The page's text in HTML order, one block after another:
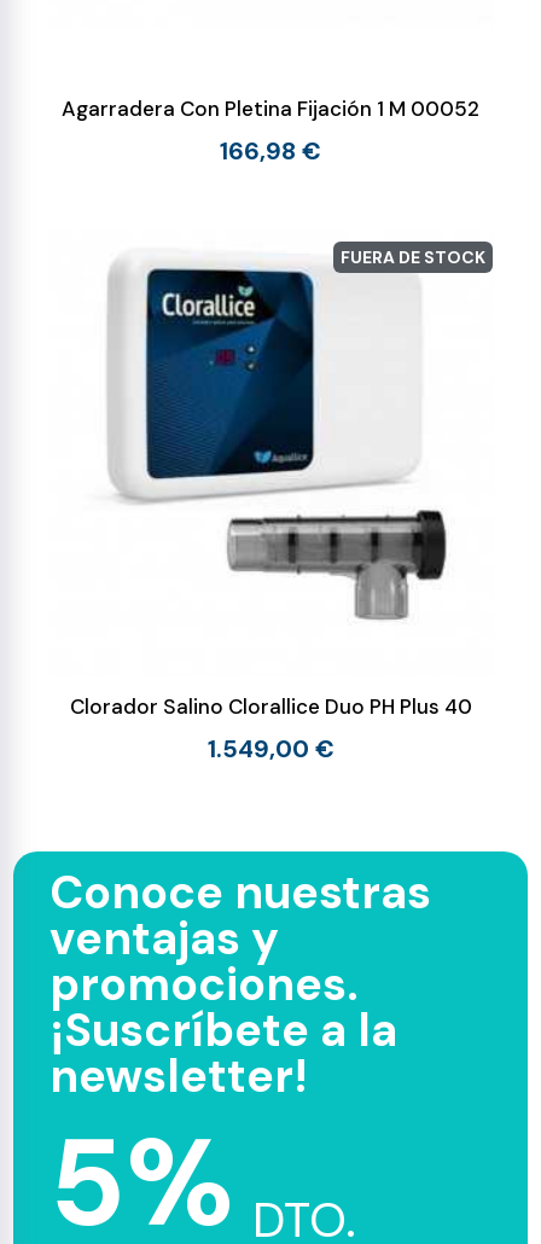
Agarradera Con Pletina Fijación 1 M 00052
166,98 €
FUERA DE STOCK
Clorador Salino Clorallice Duo PH Plus 40
1.549,00 €
Conoce nuestras
ventajas y
promociones.
¡Suscríbete a la
newsletter!
5% DTO.